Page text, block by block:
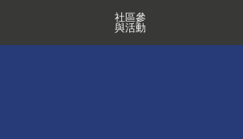
社區參
與活動